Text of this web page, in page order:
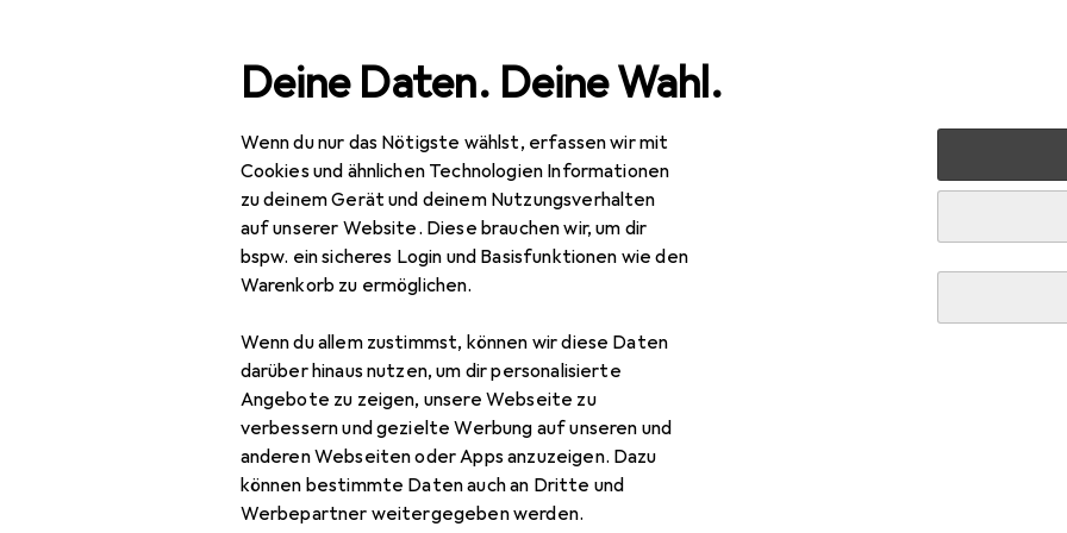
Deine Daten. Deine Wahl.
Wenn du nur das Nötigste wählst, erfassen wir mit
Cookies und ähnlichen Technologien Informationen
zu deinem Gerät und deinem Nutzungsverhalten
auf unserer Website. Diese brauchen wir, um dir
bspw. ein sicheres Login und Basisfunktionen wie den
Warenkorb zu ermöglichen.
Wenn du allem zustimmst, können wir diese Daten
darüber hinaus nutzen, um dir personalisierte
Angebote zu zeigen, unsere Webseite zu
verbessern und gezielte Werbung auf unseren und
anderen Webseiten oder Apps anzuzeigen. Dazu
können bestimmte Daten auch an Dritte und
Werbepartner weitergegeben werden.
Navigation nach Kategorien Gesamtsortiment IT + Multimedia Peripherie
EUR
33,48
LogitechMK330
Zubehör für Logitech MK330
Hier findest du passendes Zubehör zum Produkt Logitech MK330 aus den Kategorien